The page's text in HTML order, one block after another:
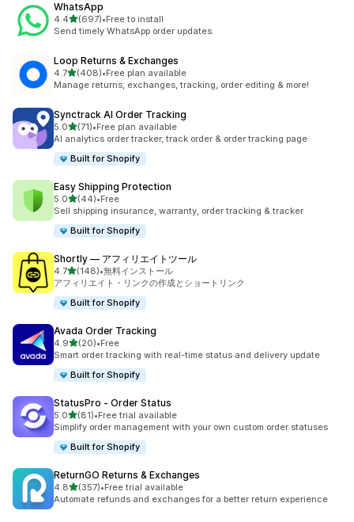
WhatsApp
4.45つ星中
(697)
合計レビュー数：697件
•Free to install
Send timely WhatsApp order updates.
Loop Returns & Exchanges
4.75つ星中
(408)
合計レビュー数：408件
•Free plan available
Manage returns, exchanges, tracking, order editing & more!
Synctrack AI Order Tracking
5.05つ星中
(71)
合計レビュー数：71件
•Free plan available
AI analytics order tracker, track order & order tracking page
Built for Shopify
Easy Shipping Protection
5.05つ星中
(44)
合計レビュー数：44件
•Free
Sell shipping insurance, warranty, order tracking & tracker
Built for Shopify
Shortly — アフィリエイトツール
4.75つ星中
(148)
合計レビュー数：148件
•無料インストール
アフィリエイト・リンクの作成とショートリンク
Built for Shopify
Avada Order Tracking
4.95つ星中
(20)
合計レビュー数：20件
•Free
Smart order tracking with real-time status and delivery update
Built for Shopify
StatusPro ‑ Order Status
5.05つ星中
(81)
合計レビュー数：81件
•Free trial available
Simplify order management with your own custom order statuses
Built for Shopify
ReturnGO Returns & Exchanges
4.85つ星中
(357)
合計レビュー数：357件
•Free trial available
Automate refunds and exchanges for a better return experience